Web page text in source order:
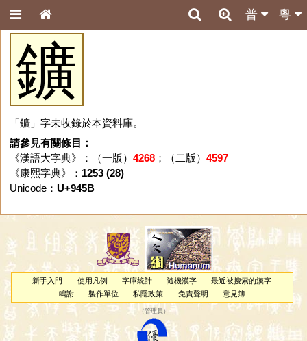
粵
普
鑛
「鑛」字未收錄於本資料庫。
請參見有關條目：
《漢語大字典》：（一版） 4268；（二版） 4597
《康熙字典》： 1253 (28)
Unicode： U+945B
新手入門 使用凡例 字庫統計 隨機漢字
最近被搜索的漢字
鳴謝
製作單位 私隱政策 免責聲明 意見簿
（管理員 ）